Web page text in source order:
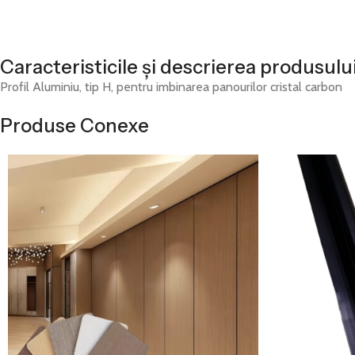
Caracteristicile și descrierea
Profil Aluminiu, tip H, pentru imbinarea panourilor cristal carbon
Produse Conexe